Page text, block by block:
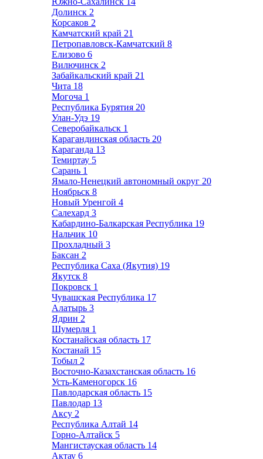
Долинск 2
Корсаков 2
Камчатский край 21
Петропавловск-Камчатский 8
Елизово 6
Вилючинск 2
Забайкальский край 21
Чита 18
Могоча 1
Республика Бурятия 20
Улан-Удэ 19
Северобайкальск 1
Карагандинская область 20
Караганда 13
Темиртау 5
Сарань 1
Ямало-Ненецкий автономный округ 20
Ноябрьск 8
Новый Уренгой 4
Салехард 3
Кабардино-Балкарская Республика 19
Нальчик 10
Прохладный 3
Баксан 2
Республика Саха (Якутия) 19
Якутск 8
Покровск 1
Чувашская Республика 17
Алатырь 3
Ядрин 2
Шумерля 1
Костанайская область 17
Костанай 15
Тобыл 2
Восточно-Казахстанская область 16
Усть-Каменогорск 16
Павлодарская область 15
Павлодар 13
Аксу 2
Республика Алтай 14
Горно-Алтайск 5
Мангистауская область 14
Актау 6